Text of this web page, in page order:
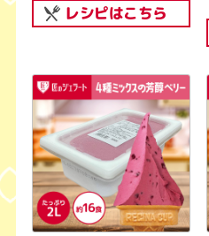
レシピはこちら